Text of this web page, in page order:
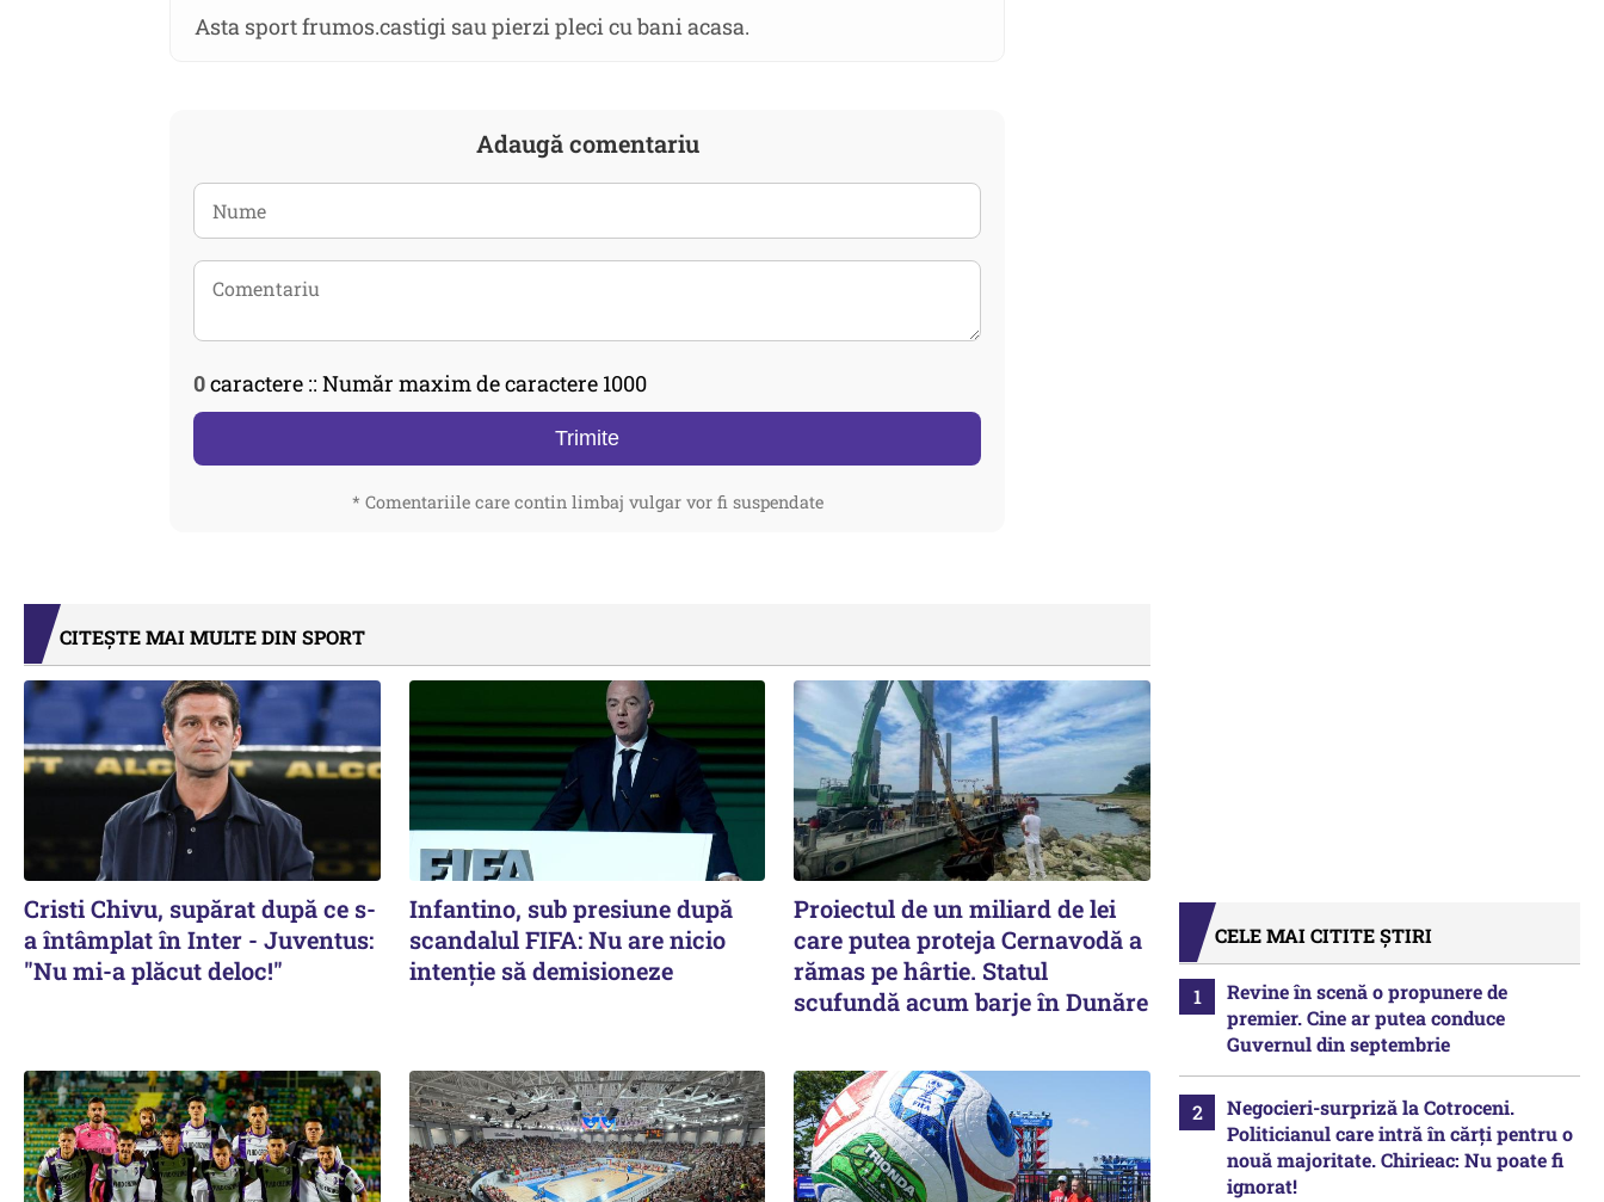
Asta sport frumos.castigi sau pierzi pleci cu bani acasa.
Adaugă comentariu
0caractere :: Număr maxim de caractere 1000
Trimite
* Comentariile care contin limbaj vulgar vor fi suspendate
CITEȘTE MAI MULTE DIN SPORT
Cristi Chivu, supărat după ce s-
a întâmplat în Inter - Juventus:
"Nu mi-a plăcut deloc!"
Infantino, sub presiune după
scandalul FIFA: Nu are nicio
intenție să demisioneze
Proiectul de un miliard de lei
care putea proteja Cernavodă a
rămas pe hârtie. Statul
scufundă acum barje în Dunăre
CELE MAI CITITE ȘTIRI
Revine în scenă o propunere de
premier. Cine ar putea conduce
Guvernul din septembrie
Negocieri-surpriză la Cotroceni.
Politicianul care intră în cărți pentru o
nouă majoritate. Chirieac: Nu poate fi
ignorat!